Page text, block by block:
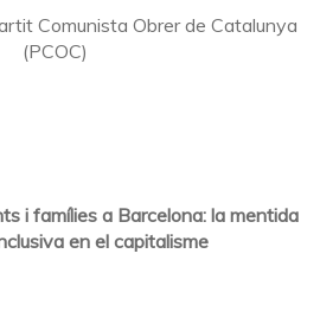
Comunista Obrer de Catalunya
(PCOC)
i famílies a Barcelona: la mentida
en el capitalisme